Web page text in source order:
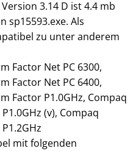
3.14 D ist 4.4 mb
sp15593.exe. Als
zu unter anderem
Factor Net PC 6300,
Factor Net PC 6400,
Factor P1.0GHz, Compaq
(v), Compaq
mit folgenden